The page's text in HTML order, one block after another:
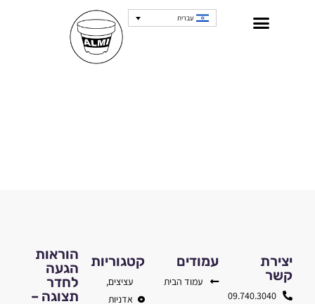
עברית
הוראות
הגעה
לחדר
תצוגה –
קטגוריות
עציצים,
אדניות
עמודים
עמוד הבית
יצירת
קשר
09.740.3040